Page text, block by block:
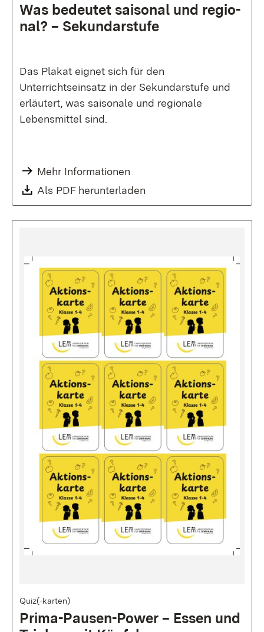
Was be­deu­tet sai­so­nal und re­gio­
nal? – Se­kun­dar­stu­fe
Das Plakat eignet sich für den
Unterrichtseinsatz in der Sekundarstufe und
erläutert, was saisonale und regionale
Lebensmittel sind.
Mehr Informationen
Als PDF herunterladen
Quiz(-karten)
Prima-Pausen-Power – Essen und